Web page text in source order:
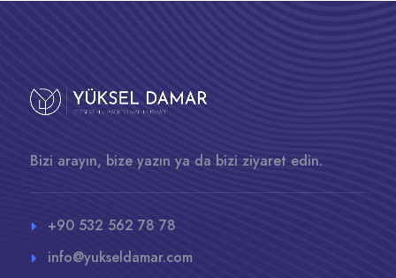
Bizi arayın, bize yazın ya da bizi ziyaret edin.
+90 532 562 78 78
info@yukseldamar.com